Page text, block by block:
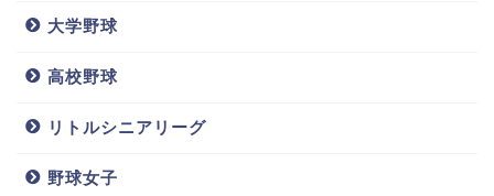
大学野球
高校野球
リトルシニアリーグ
野球女子